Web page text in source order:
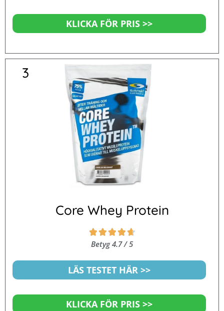
KLICKA FÖR PRIS >>
3
Core Whey Protein

5
Betyg 4.7 / 5
LÄS TESTET HÄR >>
KLICKA FÖR PRIS >>